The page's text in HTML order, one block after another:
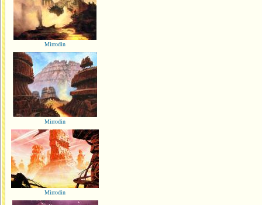
Mirrodin
Mirrodin
Mirrodin